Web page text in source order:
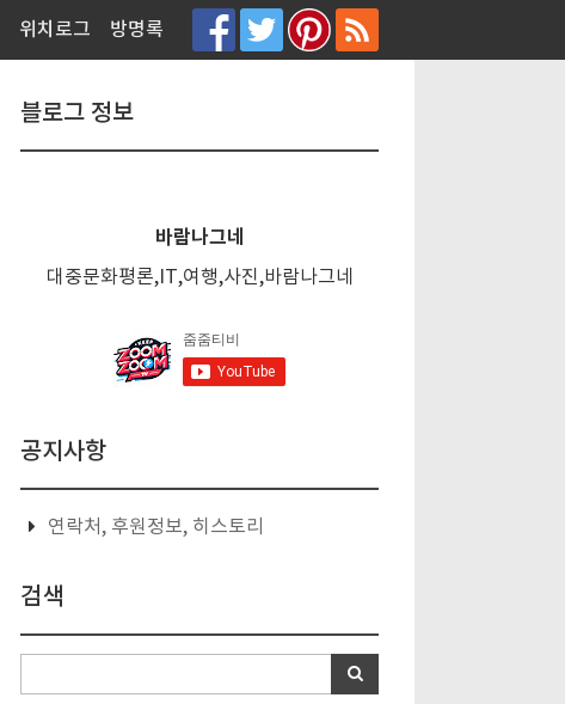
위치로그 방명록
블로그 정보
바람나그네
대중문화평론,IT,여행,사진,바람나그네
공지사항
연락처, 후원정보, 히스토리
검색